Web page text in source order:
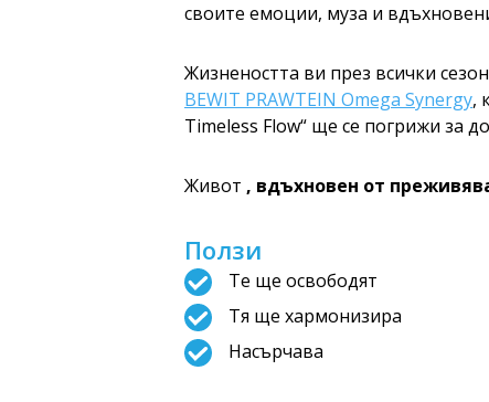
своите емоции, муза и
Жизнеността ви през всички
BEWIT PRAWTEIN Omega Synergy,
Timeless Flow“ ще се погрижи за
Живот , вдъхновен от
Ползи
Те ще освободят
Тя ще хармонизира
Насърчава